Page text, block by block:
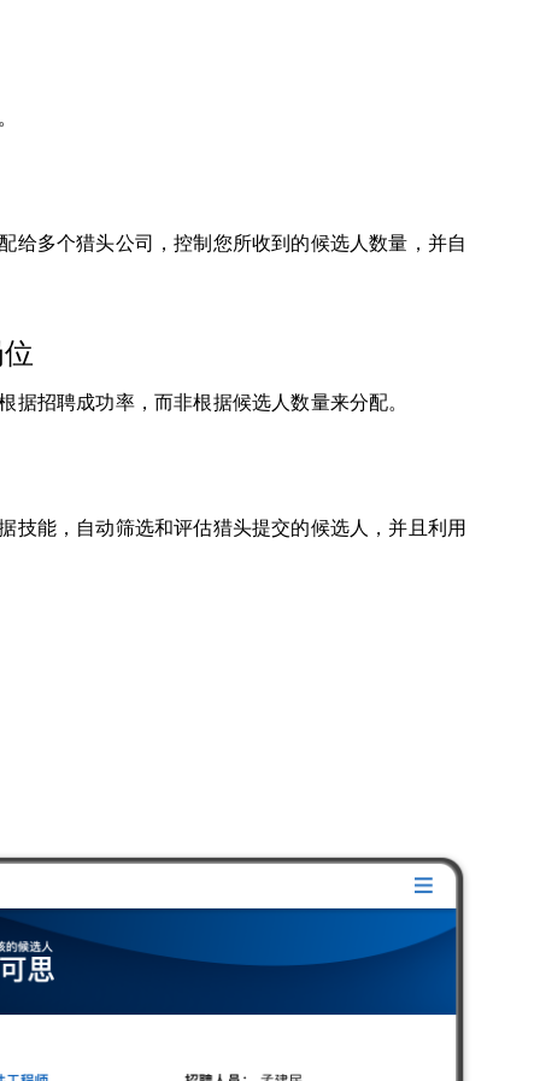
给多个猎头公司，控制您所收到的候选人数量，并自
据招聘成功率，而非根据候选人数量来分配。
技能，自动筛选和评估猎头提交的候选人，并且利用